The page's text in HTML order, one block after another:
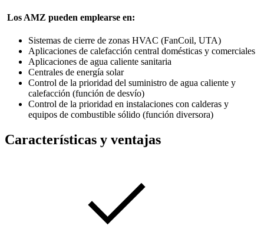
Los AMZ pueden emplearse en:
Sistemas de cierre de zonas HVAC (FanCoil, UTA)
Aplicaciones de calefacción central domésticas y comerciales
Aplicaciones de agua caliente sanitaria
Centrales de energía solar
Control de la prioridad del suministro de agua caliente y
calefacción (función de desvío)
Control de la prioridad en instalaciones con calderas y
equipos de combustible sólido (función diversora)
Características y ventajas